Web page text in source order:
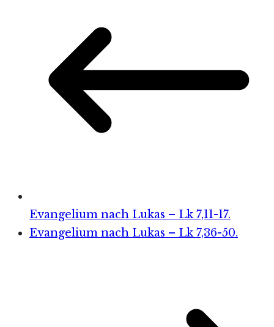
Evangelium nach Lukas – Lk 7,11-17.
Evangelium nach Lukas – Lk 7,36-50.